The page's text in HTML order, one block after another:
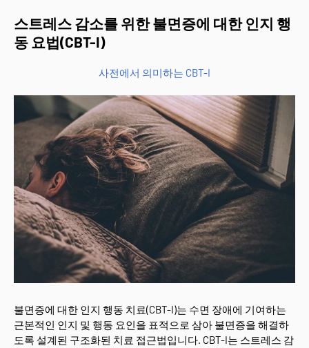
스트레스 감소를 위한 불면증에 대한 인지 행
동 요법(CBT-I)
사전에서 의미하는 CBT-I
불면증에 대한 인지 행동 치료(CBT-I)는 수면 장애에 기여하는
근본적인 인지 및 행동 요인을 표적으로 삼아 불면증을 해결하
도록 설계된 구조화된 치료 접근법입니다. CBT-I는 스트레스 감